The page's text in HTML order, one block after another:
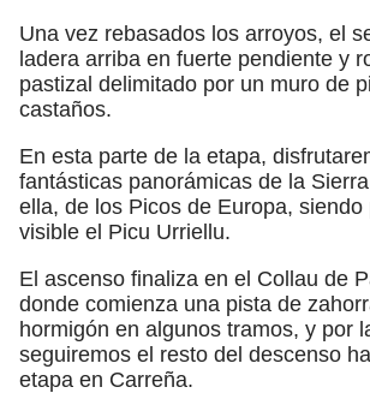
Una vez rebasados los arroyos, el
ladera arriba en fuerte pendiente y
pastizal delimitado por un muro de
castaños.
En esta parte de la etapa,
fantásticas panorámicas de la
ella, de los Picos de Europa,
visible el Picu Urriellu.
El ascenso finaliza en el Collau de
donde comienza una pista de
hormigón en algunos tramos, y por
seguiremos el resto del descenso
etapa en Carreña.